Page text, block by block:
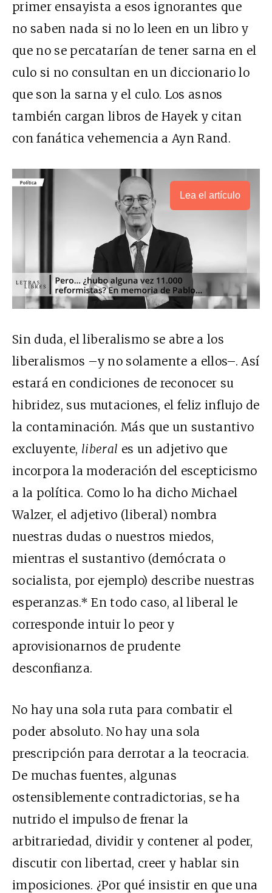
primer ensayista a esos ignorantes que
no saben nada si no lo leen en un libro y
que no se percatarían de tener sarna en el
culo si no consultan en un diccionario lo
que son la sarna y el culo. Los asnos
también cargan libros de Hayek y citan
con fanática vehemencia a Ayn Rand.
Lea el artículo
Sin duda, el liberalismo se abre a los
liberalismos –y no solamente a ellos–. Así
estará en condiciones de reconocer su
hibridez, sus mutaciones, el feliz influjo de
la contaminación. Más que un sustantivo
excluyente, liberal es un adjetivo que
incorpora la moderación del escepticismo
a la política. Como lo ha dicho Michael
Walzer, el adjetivo (liberal) nombra
nuestras dudas o nuestros miedos,
mientras el sustantivo (demócrata o
socialista, por ejemplo) describe nuestras
esperanzas.* En todo caso, al liberal le
corresponde intuir lo peor y
aprovisionarnos de prudente
desconfianza.
No hay una sola ruta para combatir el
poder absoluto. No hay una sola
prescripción para derrotar a la teocracia.
De muchas fuentes, algunas
ostensiblemente contradictorias, se ha
nutrido el impulso de frenar la
arbitrariedad, dividir y contener al poder,
discutir con libertad, creer y hablar sin
imposiciones. ¿Por qué insistir en que una